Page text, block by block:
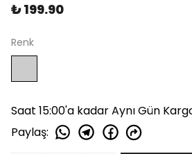
₺ 199.90
Renk
Saat 15:00'a kadar Aynı Gün
Paylaş: